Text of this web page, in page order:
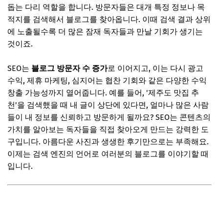
3. 발행 후 관리 단계
📌 지금 뜨는 꿀정보! 놓치지 마세요
2. 꾸준함이 정답:
3. 사용자 경험(UX) 개선:
📌 지금 뜨는 꿀정보! 놓치지 마세요
추가할인 코드 WRVE6
자주 묻는 질문
돕는 다리 역할을 합니다. 방문자들은 대개 특정 정보나 목
적지를 검색해서 블로그를 찾아옵니다. 이때 검색 결과 상위
에 노출될수록 더 많은 잠재 독자들과 만날 기회가 생기는
것이죠.
SEO는 블로그 방문자 수 증가로 이어지고, 이는 다시 광고
수익, 제휴 마케팅, 심지어는 협찬 기회와 같은 다양한 수익
창출 가능성까지 열어줍니다. 예를 들어, '제주도 맛집 추
천'을 검색했을 때 내 글이 상단에 있다면, 얼마나 많은 사람
들이 내 정보를 신뢰하고 방문하게 될까요? SEO는 콘텐츠의
가치를 알아보는 독자들을 직접 찾아오게 만드는 강력한 도
구입니다. 아름다운 사진과 생생한 후기만으로는 부족해요.
이제는 검색 엔진의 언어로 여러분의 블로그를 이야기할 때
입니다.